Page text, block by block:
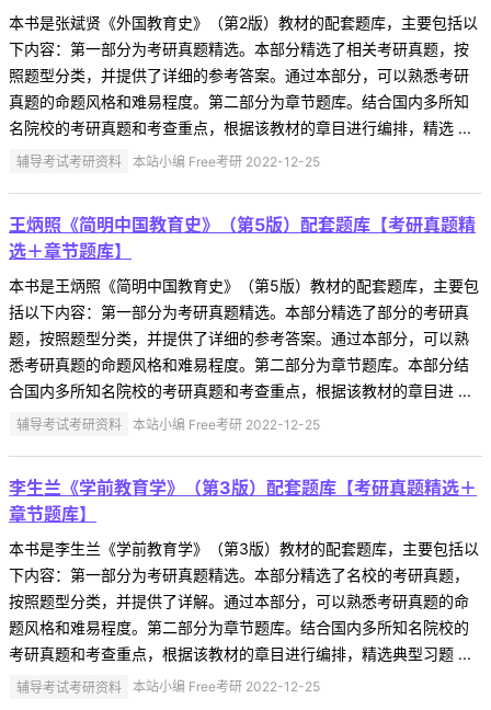
本书是张斌贤《外国教育史》（第2版）教材的配套题库，主要包括以
下内容：第一部分为考研真题精选。本部分精选了相关考研真题，按
照题型分类，并提供了详细的参考答案。通过本部分，可以熟悉考研
真题的命题风格和难易程度。第二部分为章节题库。结合国内多所知
名院校的考研真题和考查重点，根据该教材的章目进行编排，精选 ...
辅导考试考研资料 本站小编 Free考研 2022-12-25
王炳照《简明中国教育史》（第5版）配套题库【考研真题精
选＋章节题库】
本书是王炳照《简明中国教育史》（第5版）教材的配套题库，主要包
括以下内容：第一部分为考研真题精选。本部分精选了部分的考研真
题，按照题型分类，并提供了详细的参考答案。通过本部分，可以熟
悉考研真题的命题风格和难易程度。第二部分为章节题库。本部分结
合国内多所知名院校的考研真题和考查重点，根据该教材的章目进 ...
辅导考试考研资料 本站小编 Free考研 2022-12-25
李生兰《学前教育学》（第3版）配套题库【考研真题精选＋
章节题库】
本书是李生兰《学前教育学》（第3版）教材的配套题库，主要包括以
下内容：第一部分为考研真题精选。本部分精选了名校的考研真题，
按照题型分类，并提供了详解。通过本部分，可以熟悉考研真题的命
题风格和难易程度。第二部分为章节题库。结合国内多所知名院校的
考研真题和考查重点，根据该教材的章目进行编排，精选典型习题 ...
辅导考试考研资料 本站小编 Free考研 2022-12-25